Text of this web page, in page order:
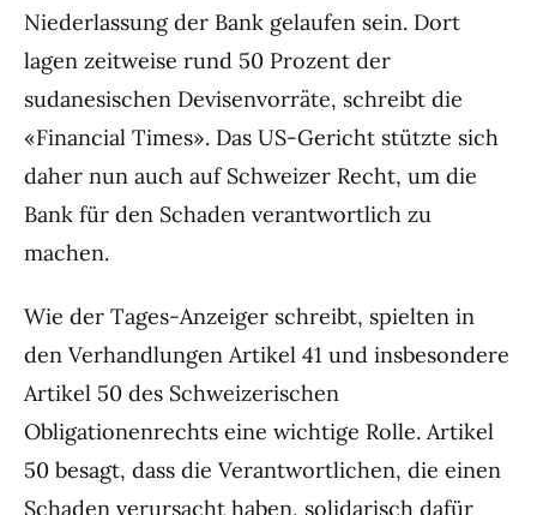
Niederlassung der Bank gelaufen sein. Dort
lagen zeitweise rund 50 Prozent der
sudanesischen Devisenvorräte, schreibt die
«Financial Times». Das US-Gericht stützte sich
daher nun auch auf Schweizer Recht, um die
Bank für den Schaden verantwortlich zu
machen.
Wie der Tages-Anzeiger schreibt, spielten in
den Verhandlungen Artikel 41 und insbesondere
Artikel 50 des Schweizerischen
Obligationenrechts eine wichtige Rolle. Artikel
50 besagt, dass die Verantwortlichen, die einen
Schaden verursacht haben, solidarisch dafür